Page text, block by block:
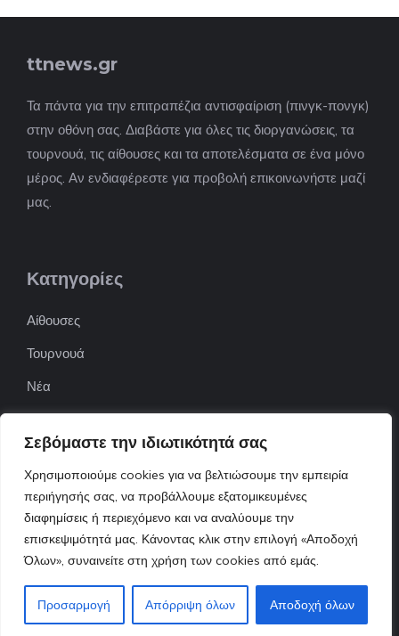
Σεβόμαστε την ιδιωτικότητά σας
Χρησιμοποιούμε cookies για να βελτιώσουμε την εμπειρία
περιήγησής σας, να προβάλλουμε εξατομικευμένες
διαφημίσεις ή περιεχόμενο και να αναλύουμε την
επισκεψιμότητά μας. Κάνοντας κλικ στην επιλογή «Αποδοχή
Όλων», συναινείτε στη χρήση των cookies από εμάς.
Προσαρμογή Απόρριψη όλων Αποδοχή όλων
ttnews.gr
Τα πάντα για την επιτραπέζια αντισφαίριση (πινγκ-πονγκ)
στην οθόνη σας. Διαβάστε για όλες τις διοργανώσεις, τα
τουρνουά, τις αίθουσες και τα αποτελέσματα σε ένα μόνο
μέρος. Αν ενδιαφέρεστε για προβολή επικοινωνήστε μαζί
μας.
Κατηγορίες
Αίθουσες
Τουρνουά
Νέα
Επιχειρήσεις
ΠΟΦΕΠΑ
ΕΦΟΕΠΑ
Επικοινωνία